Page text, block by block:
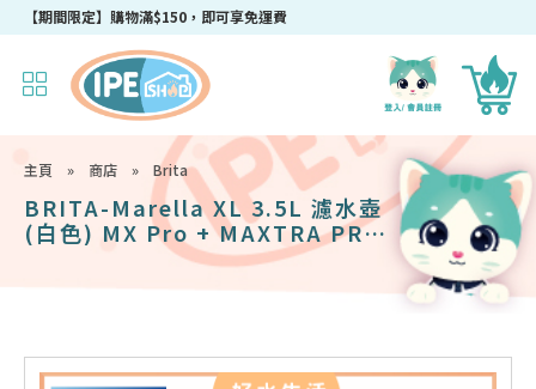
【期間限定】購物滿$150，即可享免運費
主頁 » 商店 » Brita
BRITA-Marella XL 3.5L 濾水壺
(白色) MX Pro + MAXTRA PRO
Pure Performance 純淨全效全